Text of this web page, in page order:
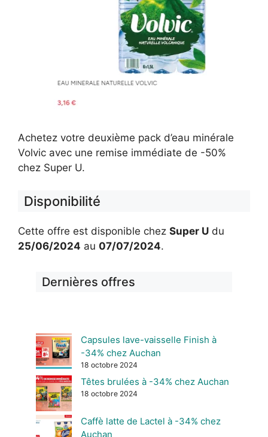
Achetez votre deuxième pack d’eau minérale
Volvic avec une remise immédiate de -50%
chez Super U.
Disponibilité
Cette offre est disponible chez Super U du
25/06/2024 au 07/07/2024.
Dernières offres
Capsules lave-vaisselle Finish à
-34% chez Auchan
18 octobre 2024
Têtes brulées à -34% chez Auchan
18 octobre 2024
Caffè latte de Lactel à -34% chez
Auchan